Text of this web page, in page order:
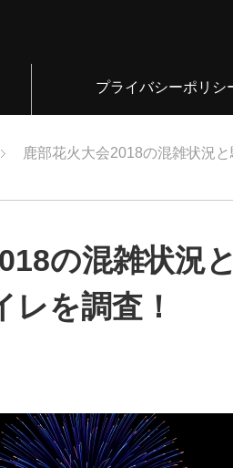
プライバシーポリシ
鹿部花火大会2018の混雑状況
の混雑状況
レを調査！